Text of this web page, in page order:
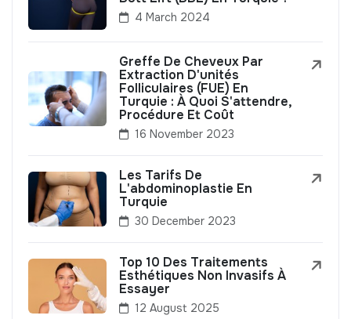
4 March 2024
Greffe De Cheveux Par
Extraction D'unités
Folliculaires (FUE) En
Turquie : À Quoi S'attendre,
Procédure Et Coût
16 November 2023
Les Tarifs De
L'abdominoplastie En
Turquie
30 December 2023
Top 10 Des Traitements
Esthétiques Non Invasifs À
Essayer
12 August 2025